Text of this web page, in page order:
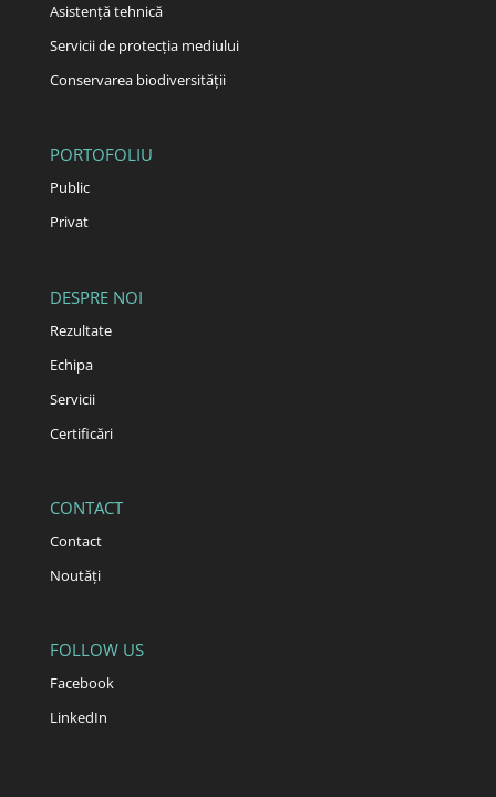
Asistență tehnică
Servicii de protecția mediului
Conservarea biodiversității
PORTOFOLIU
Public
Privat
DESPRE NOI
Rezultate
Echipa
Servicii
Certificări
CONTACT
Contact
Noutăți
FOLLOW US
Facebook
LinkedIn